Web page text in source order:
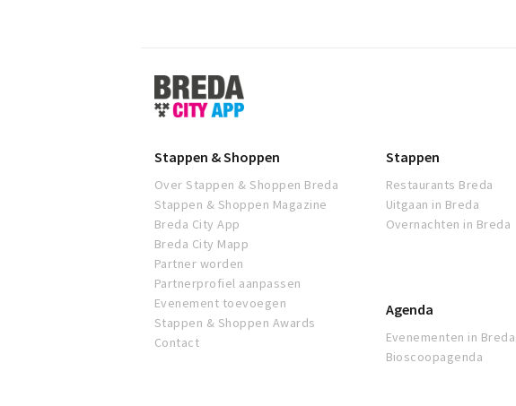
Stappen
&
Shoppen
Stappen & Shoppen
Over Stappen & Shoppen Breda
Stappen & Shoppen Magazine
Breda City App
Breda City Mapp
Partner worden
Partnerprofiel aanpassen
Evenement toevoegen
Stappen & Shoppen Awards
Contact
Stappen
Restaurants Breda
Uitgaan in Breda
Overnachten in Breda
Agenda
Evenementen in Breda
Bioscoopagenda